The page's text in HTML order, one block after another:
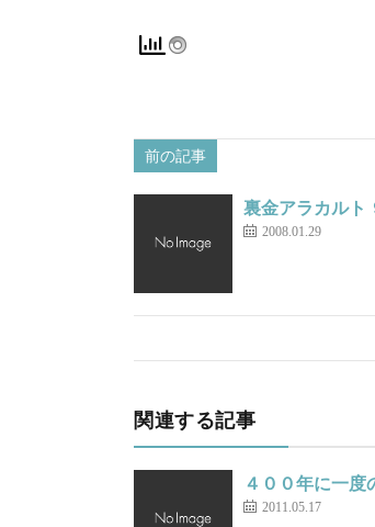
前の記事
裏金アラカルト
2008.01.29
関連する記事
４００年に一度
2011.05.17